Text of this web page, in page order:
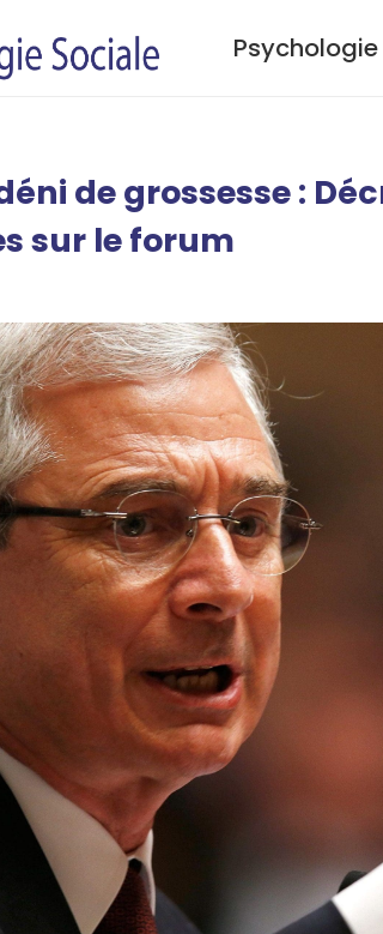
Psychologie
de grossesse :
sur le forum